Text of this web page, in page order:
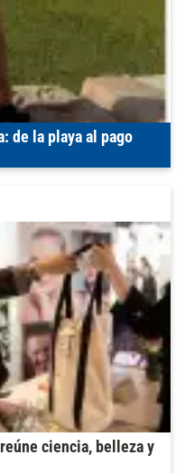
de la playa al pago
ciencia, belleza y